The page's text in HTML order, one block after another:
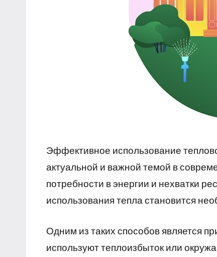
Эффективное использование
актуальной и важной темой в
потребности в энергии и нехватки
использования тепла становится
Одним из таких способов является
используют теплоизбыток или